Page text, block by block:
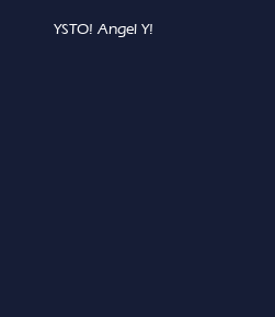
YSTO! Angel Y!